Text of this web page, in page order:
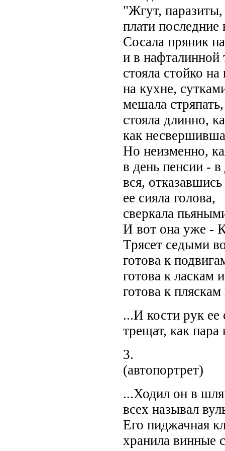
"Жгут,
плати последние
Сосала пряник
и в нафталинной
стояла стойко
на кухне,
мешала
стояла длинно,
как
Но неизменно,
в день пенсии -
вся,
ее сияла голова,
сверкала
И вот она уже -
Трясет седыми
готова к
готова к ласкам
готова к
...И кости рук ее
трещат, как пара
3.
(автопортрет)
...Ходил он в
всех называл
Его пиджачная
хранила винные